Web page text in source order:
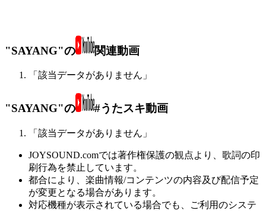
"SAYANG"の 関連動画
「該当データがありません」
"SAYANG"の #うたスキ動画
「該当データがありません」
JOYSOUND.comでは著作権保護の観点より、歌詞の印
刷行為を禁止しています。
都合により、楽曲情報/コンテンツの内容及び配信予定
が変更となる場合があります。
対応機種が表示されている場合でも、ご利用のシステ